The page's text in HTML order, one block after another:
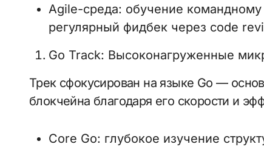
Agile-среда: обучение
регулярный фидбек через code
Go Track: Высоконагруженные
Трек сфокусирован на языке Go —
блокчейна благодаря его скорости и
Core Go: глубокое изучение